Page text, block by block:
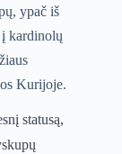
ypač iš
kardinolų
Kurijoje.
statusą,